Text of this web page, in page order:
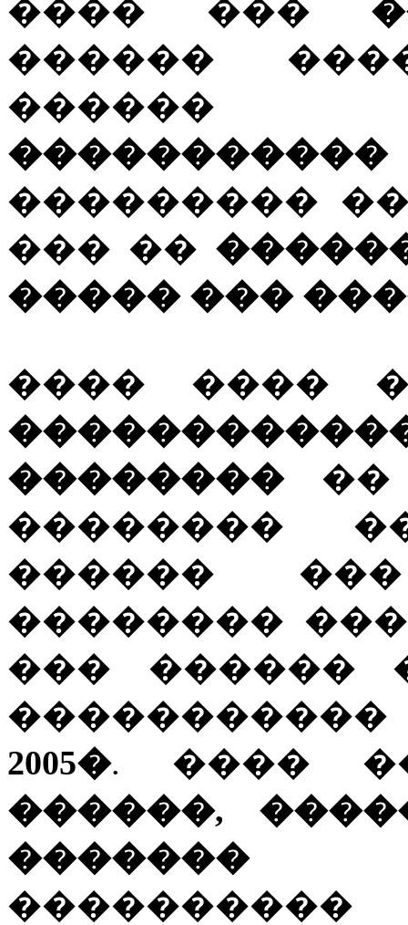
���� ���
������
������
���������
��� ��
����� ���
���� ����
����������
��������
������
��������
���
2005�. ����
������,
�������